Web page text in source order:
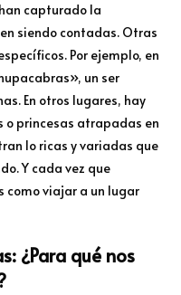
capturado la
siendo contadas. Otras
Por ejemplo, en
un ser
En otros lugares, hay
o princesas atrapadas en
lo ricas y variadas que
Y cada vez que
como viajar a un lugar
¿Para qué nos